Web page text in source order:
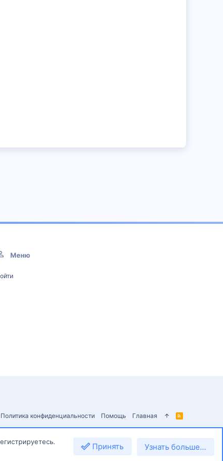
Меню
Политика конфиденциальности Помощь Главная
R
S
Принять Узнать больше...